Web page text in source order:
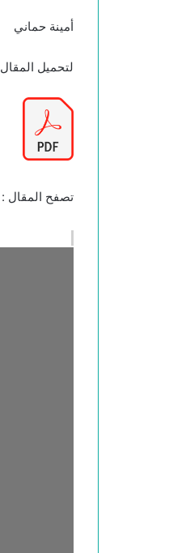
أمينة حماني
لتحميل المقال pdf :
تصفح المقال :